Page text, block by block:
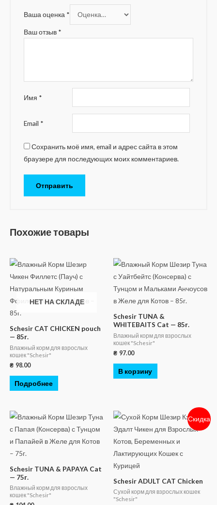
Ваша оценка *
Ваш отзыв *
Имя *
Email *
Сохранить моё имя, email и адрес сайта в этом
браузере для последующих моих комментариев.
Похожие товары
НЕТ НА СКЛАДЕ
Schesir CAT CHICKEN pouch
— 85г.
Влажный корм для взрослых
кошек "Schesir"
₴ 98.00
Подробнее
Schesir TUNA &
WHITEBAITS Cat — 85г.
Влажный корм для взрослых
кошек "Schesir"
₴ 97.00
В корзину
Schesir TUNA & PAPAYA Cat
— 75г.
Влажный корм для взрослых
кошек "Schesir"
Скидка
Schesir ADULT CAT Chicken
Сухой корм для взрослых кошек
"Schesir"